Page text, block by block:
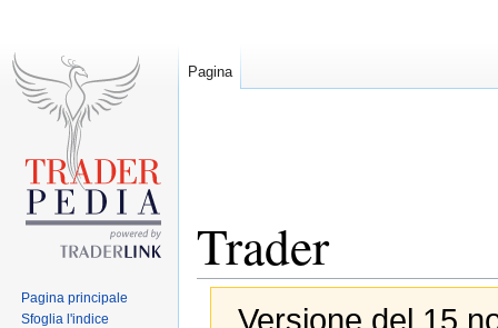
Trader
Versione del 15
Pagina
Pagina principale
Sfoglia l'indice